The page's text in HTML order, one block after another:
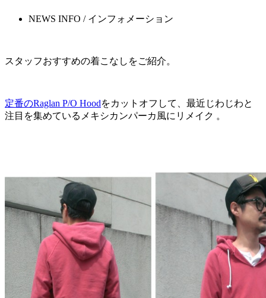
NEWS INFO / インフォメーション
スタッフおすすめの着こなしをご紹介。
定番のRaglan P/O Hoodをカットオフして、最近じわじわと
注目を集めているメキシカンパーカ風にリメイク 。